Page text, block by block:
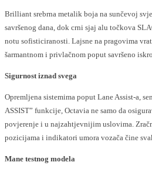
Brilliant srebrna metalik boja na sunčevoj
savršenog dana, dok crni sjaj alu točkova
notu sofisticiranosti. Lajsne na pragovima
šarmantnom i privlačnom poput savršeno
Sigurnost iznad svega
Opremljena sistemima poput Lane Assist-a,
ASSIST” funkcije, Octavia ne samo da
povjerenje i u najzahtjevnijim uslovima.
pozicijama i indikatori umora vozača čine
Mane testnog modela